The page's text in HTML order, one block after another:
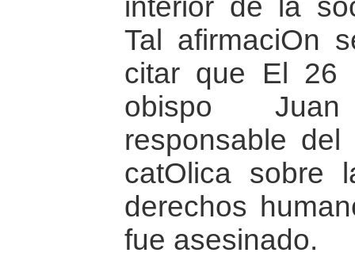
interior de la
Tal afirmaciOn
citar que El 26
obispo
responsable
catOlica sobre
derechos
fue asesinado.